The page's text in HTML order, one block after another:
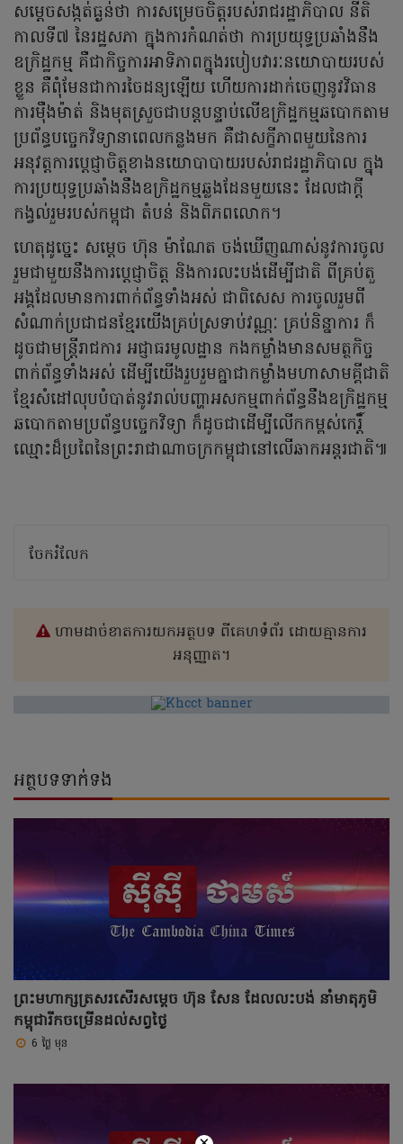
សម្តេចសង្កត់ធ្ងន់ថា ការសម្រេចចិត្តរបស់រាជរដ្ឋាភិបាល នីតិ
កាលទី៧ នៃរដ្ឋសភា ក្នុងការកំណត់ថា ការប្រយុទ្ធប្រឆាំងនឹង
ឧក្រិដ្ឋកម្ម គឺជាកិច្ចការអាទិភាពក្នុងរបៀបវារៈនយោបាយរបស់
ខ្លួន គឺពុំមែនជាការចៃដន្យឡើយ ហើយការដាក់ចេញនូវវិធាន
ការម៉ឺងម៉ាត់ និងមុតស្រួចជាបន្តបន្ទាប់លើឧក្រិដ្ឋកម្មឆបោកតាម
ប្រព័ន្ធបច្ចេកវិទ្យានាពេលកន្លងមក គឺជាសក្ខីភាពមួយនៃការ
អនុវត្តការប្តេជ្ញាចិត្តខាងនយោបាបាយរបស់រាជរដ្ឋាភិបាល ក្នុង
ការប្រយុទ្ធប្រឆាំងនឹងឧក្រិដ្ឋកម្មឆ្លងដែនមួយនេះ ដែលជាក្តី
កង្វល់រួមរបស់កម្ពុជា តំបន់ និងពិភពលោក។
ហេតុដូច្នេះ សម្តេច ហ៊ុន ម៉ាណែត ចង់ឃើញណាស់នូវការចូល
រួមជាមួយនឹងការប្តេជ្ញាចិត្ត និងការលះបង់ដើម្បីជាតិ ពីគ្រប់តួ
អង្គដែលមានការពាក់ព័ន្ធទាំងអស់ ជាពិសេស ការចូលរួមពី
សំណាក់ប្រជាជនខ្មែរយើងគ្រប់ស្រទាប់វណ្ណៈ គ្រប់និន្នាការ ក៏
ដូចជាមន្ត្រីរាជការ អជ្ញាធរមូលដ្ឋាន កងកម្លាំងមានសមត្ថកិច្ច
ពាក់ព័ន្ធទាំងអស់ ដើម្បីយើងរួបរួមគ្នាជាកម្លាំងមហាសាមគ្គីជាតិ
ខ្មែរសំដៅលុបបំបាត់នូវរាល់បញ្ហាអសកម្មពាក់ព័ន្ធនឹងឧក្រិដ្ឋកម្ម
ឆបោកតាមប្រព័ន្ធបច្ចេកវិទ្យា ក៏ដូចជាដើម្បីលើកកម្ពស់កេរ្តិ៍
ឈ្មោះដ៏ប្រពៃនៃព្រះរាជាណាចក្រកម្ពុជានៅលើឆាកអន្តរជាតិ៕
ចែករំលែក
ហាមដាច់ខាតការយកអត្ថបទ ពីគេហទំព័រ ដោយគ្មានការ
អនុញ្ញាត។
អត្ថបទទាក់ទង
ព្រះមហាក្សត្រសរសើរសម្តេច ហ៊ុន សែន ដែលលះបង់ នាំមាតុភូមិ
កម្ពុជារីកចម្រើនដល់សព្វថ្ងៃ
6 ថ្ងៃ មុន